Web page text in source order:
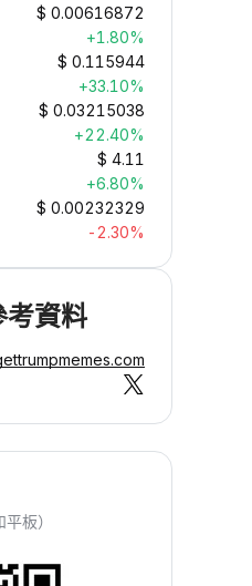
$ 0.00616872
+1.80%
$ 0.115944
+33.10%
$ 0.03215038
+22.40%
$ 4.11
+6.80%
$ 0.00232329
-2.30%
資料
板）